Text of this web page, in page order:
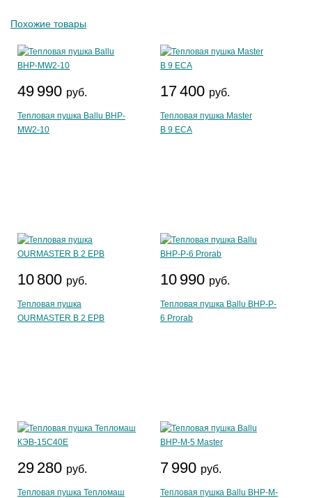
Похожие товары
49 990 руб.
Тепловая пушка Ballu BHP-
MW2-10
17 400 руб.
Тепловая пушка Master
B 9 ECA
10 800 руб.
Тепловая пушка
OURMASTER B 2 EPB
10 990 руб.
Тепловая пушка Ballu BHP-P-
6 Prorab
29 280 руб.
Тепловая пушка Тепломаш
7 990 руб.
Тепловая пушка Ballu BHP-M-